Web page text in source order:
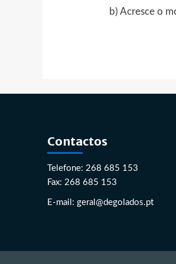
b) Acresce o
Contactos
Telefone: 268 685 153
Fax: 268 685 153
E-mail: geral@degolados.pt